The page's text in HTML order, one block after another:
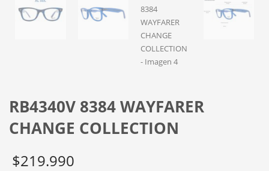
RB4340V 8384 WAYFARER
CHANGE COLLECTION
$219.990